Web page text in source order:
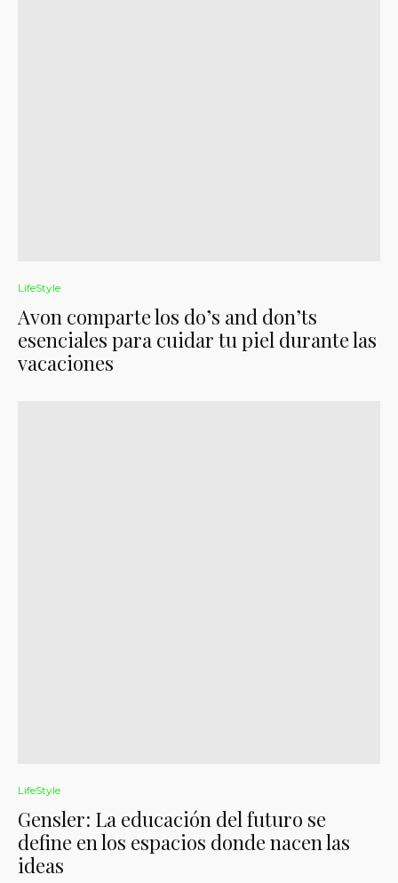
LifeStyle
Avon comparte los do’s and don’ts
esenciales para cuidar tu piel durante las
vacaciones
LifeStyle
Gensler: La educación del futuro se
define en los espacios donde nacen las
ideas